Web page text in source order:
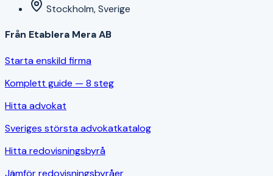
Stockholm, Sverige
Från Etablera Mera AB
Starta enskild firma
Komplett guide — 8 steg
Hitta advokat
Sveriges största advokatkatalog
Hitta redovisningsbyrå
Jämför redovisningsbyråer